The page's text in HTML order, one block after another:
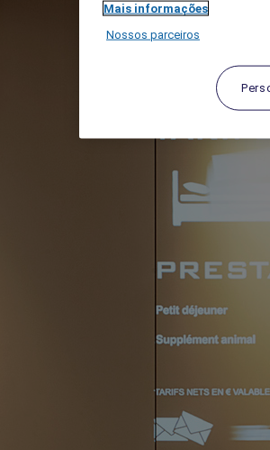
Mais informações
Nossos parceiros